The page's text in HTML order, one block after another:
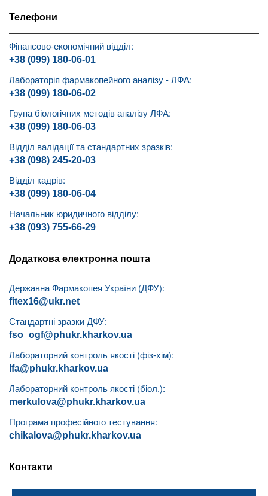
Телефони
Фінансово-економічний відділ:
+38 (099) 180-06-01
Лабораторія фармакопейного аналізу - ЛФА:
+38 (099) 180-06-02
Група біологічних методів аналізу ЛФА:
+38 (099) 180-06-03
Відділ валідації та стандартних зразків:
+38 (098) 245-20-03
Відділ кадрів:
+38 (099) 180-06-04
Начальник юридичного відділу:
+38 (093) 755-66-29
Додаткова електронна пошта
Державна Фармакопея України (ДФУ):
fitex16@ukr.net
Стандартні зразки ДФУ:
fso_ogf@phukr.kharkov.ua
Лабораторний контроль якості (фіз-хім):
lfa@phukr.kharkov.ua
Лабораторний контроль якості (біол.):
merkulova@phukr.kharkov.ua
Програма професійного тестування:
chikalova@phukr.kharkov.ua
Контакти